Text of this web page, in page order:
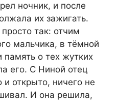
ночник, и после
их зажигать.
так: отчим
мальчика, в тёмной
о тех жутких
его. С Ниной отец
и открыто, ничего не
И она решила,